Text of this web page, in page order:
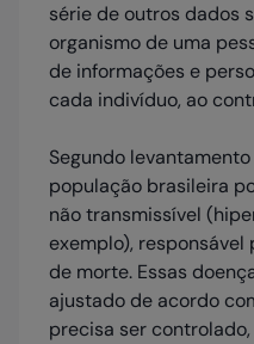
série de outros dados
organismo de uma
de informações e
cada indivíduo, ao
Segundo
população brasileira
não transmissível
exemplo), responsável
de morte. Essas
ajustado de acordo
precisa ser